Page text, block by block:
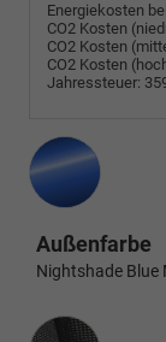
Energiekosten
CO2 Kosten
CO2 Kosten
CO2 Kosten
Jahressteuer:
Außenfarbe
Nightshade Blue
Innenausstattung